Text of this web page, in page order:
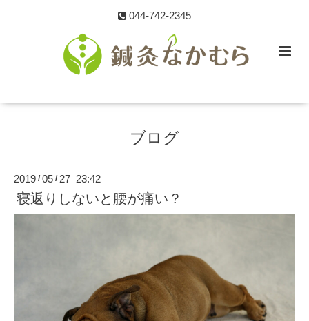
044-742-2345
ブログ
2019 /05 / 27 23:42
寝返りしないと腰が痛い？